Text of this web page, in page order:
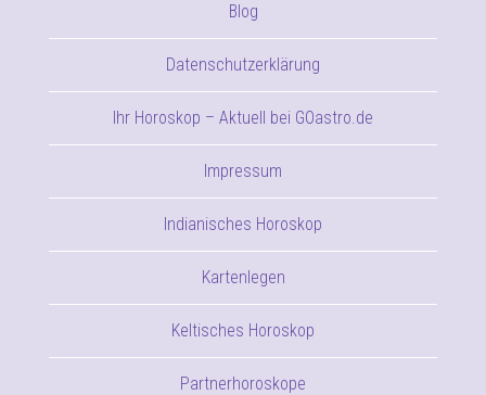
Blog
Datenschutzerklärung
Ihr Horoskop – Aktuell bei GOastro.de
Impressum
Indianisches Horoskop
Kartenlegen
Keltisches Horoskop
Partnerhoroskope